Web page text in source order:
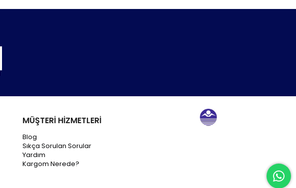
MÜŞTERİ HİZMETLERİ
Blog
Sıkça Sorulan Sorular
Yardım
Kargom Nerede?